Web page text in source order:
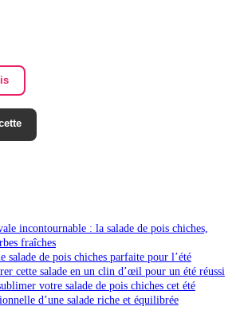
incontournable : la salade de pois chiches,
fraîches
salade de pois chiches parfaite pour l’été
cette salade en un clin d’œil pour un été réussi
votre salade de pois chiches cet été
d’une salade riche et équilibrée